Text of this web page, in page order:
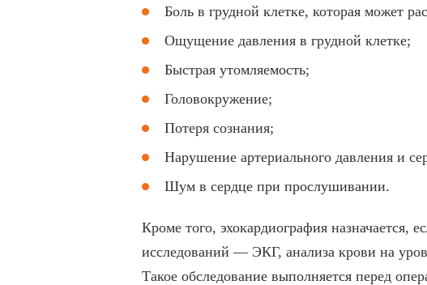
Боль в грудной клетке, которая может
Ощущение давления в грудной клетке;
Быстрая утомляемость;
Головокружение;
Потеря сознания;
Нарушение артериального давления и
Шум в сердце при прослушивании.
Кроме того, эхокардиография назначается,
исследований — ЭКГ, анализа крови на
Такое обследование выполняется перед